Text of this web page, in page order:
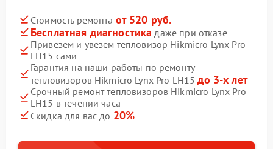
Стоимость ремонта от 520 руб.
Бесплатная диагностика даже при отказе
Привезем и увезем тепловизор Hikmicro Lynx Pro
LH15 сами
Гарантия на наши работы по ремонту
тепловизоров Hikmicro Lynx Pro LH15до 3-х лет
Срочный ремонт тепловизоров Hikmicro Lynx Pro
LH15 в течении часа
Скидка для вас до 20%